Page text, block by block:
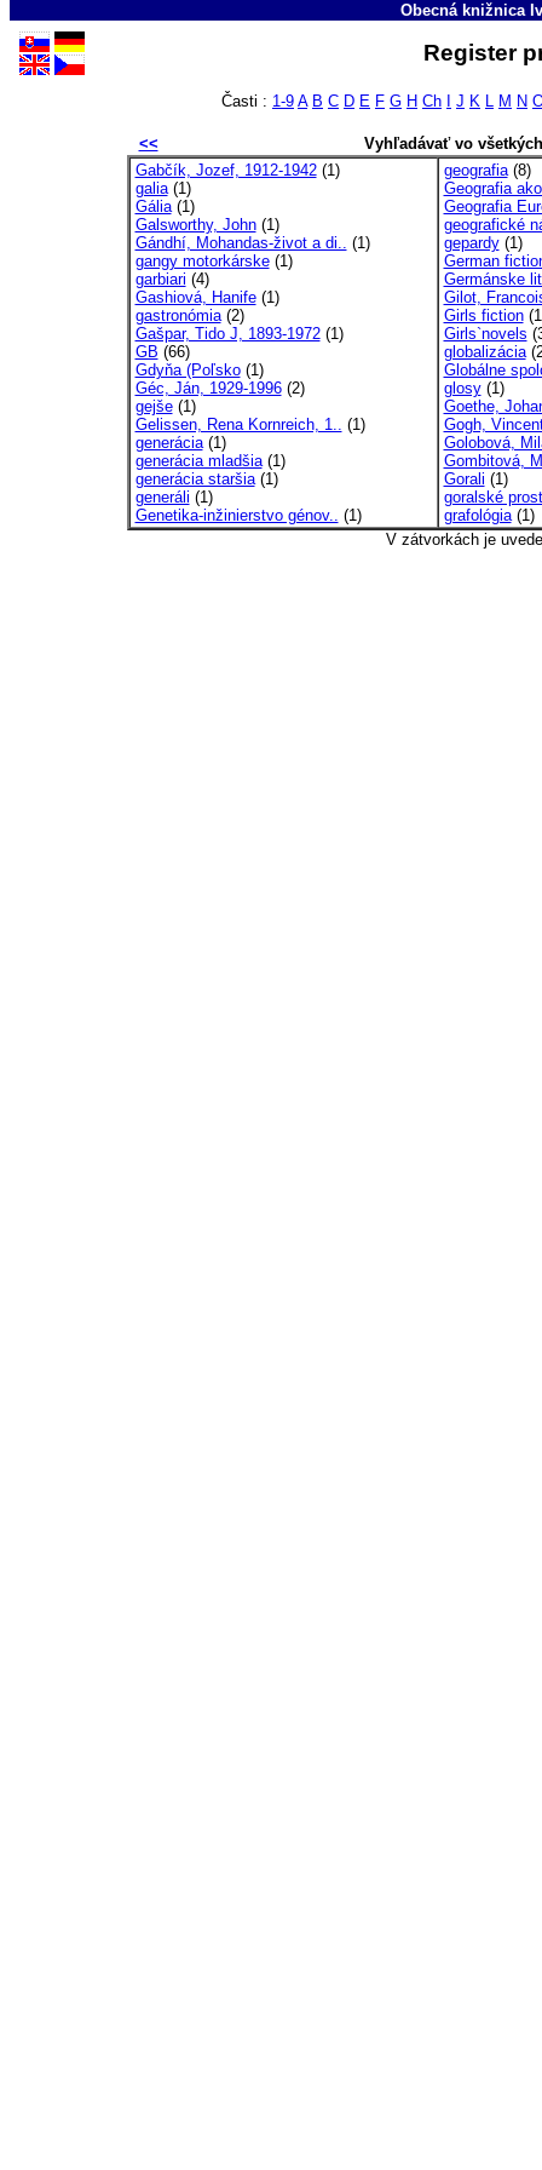
Obecná knižnica
Register
Časti : 1-9 A B C D E F G H Ch J K L M N
<<
Vyhľadávať vo
Gabčík, Jozef, 1912-1942(1)
galia(1)
Gália(1)
Galsworthy, John(1)
Gándhí, Mohandas-život a di.. (1)
gangy motorkárske(1)
garbiari (4)
Gashiová, Hanife(1)
gastronómia(2)
Gašpar, Tido J, 1893-1972(1)
GB (66)
Gdyňa (Poľsko(1)
Géc, Ján, 1929-1996(2)
gejše(1)
Gelissen, Rena Kornreich, 1.. (1)
generácia(1)
generácia mladšia(1)
generácia staršia(1)
generáli (1)
Genetika-inžinierstvo génov.. (1)
geografia(8)
Geografia
Geografia
geografické
gepardy(1)
German
Germánske
Gilot,
Girls fiction
Girls`novels
globalizácia
Globálne
glosy(1)
Goethe,
Gogh,
Golobová,
Gombitová,
Gorali (1)
goralské
grafológia(1)
V zátvorkách je